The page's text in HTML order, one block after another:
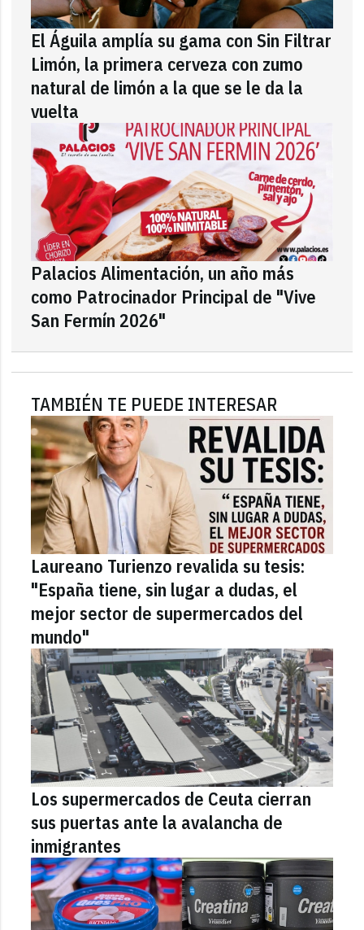
El Águila amplía su gama con Sin Filtrar
Limón, la primera cerveza con zumo
natural de limón a la que se le da la
vuelta
Palacios Alimentación, un año más
como Patrocinador Principal de "Vive
San Fermín 2026"
TAMBIÉN TE PUEDE INTERESAR
Laureano Turienzo revalida su tesis:
"España tiene, sin lugar a dudas, el
mejor sector de supermercados del
mundo"
Los supermercados de Ceuta cierran
sus puertas ante la avalancha de
inmigrantes